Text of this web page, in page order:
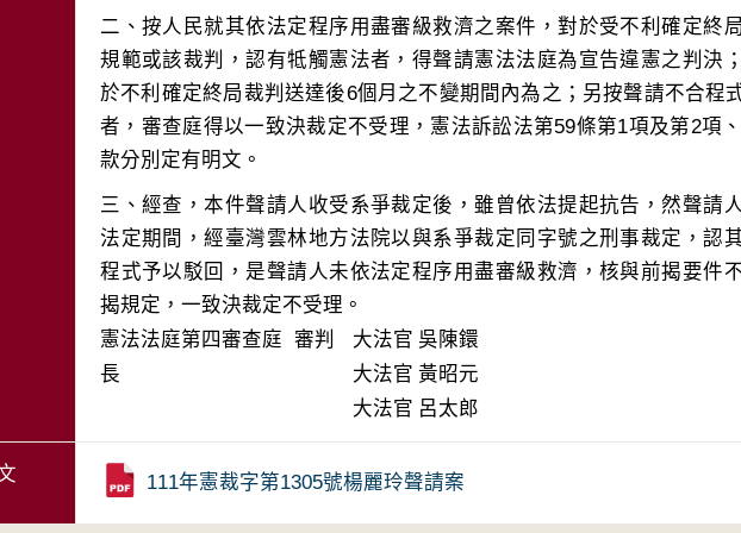
二、按人民就其依法定程序用盡審級救濟之案件，對於受不利確定終
規範或該裁判，認有牴觸憲法者，得聲請憲法法庭為宣告違憲之判決
於不利確定終局裁判送達後6個月之不變期間內為之；另按聲請不合程
者，審查庭得以一致決裁定不受理，憲法訴訟法第59條第1項及第2項
三、經查，本件聲請人收受系爭裁定後，雖曾依法提起抗告，然聲請
法定期間，經臺灣雲林地方法院以與系爭裁定同字號之刑事裁定，認
程式予以駁回，是聲請人未依法定程序用盡審級救濟，核與前揭要件
揭規定，一致決裁定不受理。
憲法法庭第四審查庭 審判
長
大法官 吳陳鐶
大法官 黃昭元
大法官 呂太郎
111年憲裁字第1305號楊麗玲聲請案